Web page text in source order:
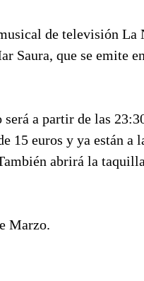
de televisión La
Saura, que se emite
a partir de las
15 euros y ya están a
abrirá la
Marzo.